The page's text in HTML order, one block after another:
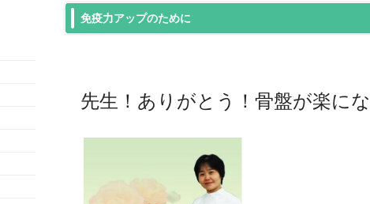
免疫力アップのために
先生！ありがとう！骨盤が楽に